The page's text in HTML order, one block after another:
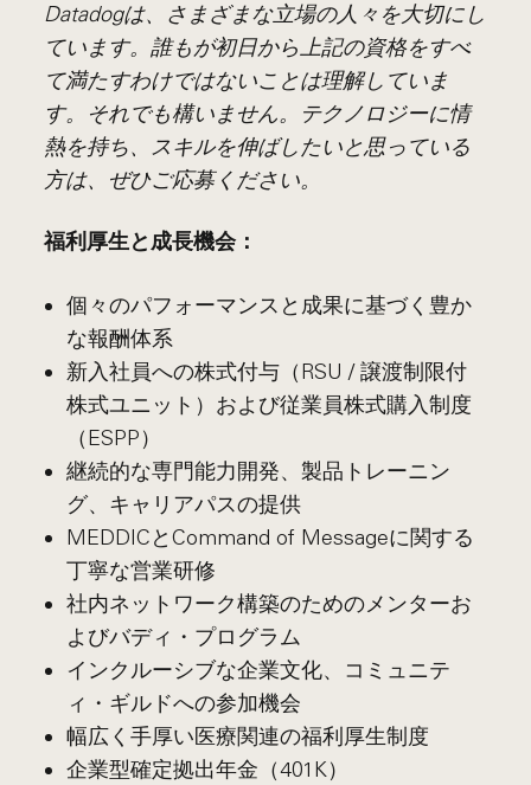
Datadogは、さまざまな立場の人々を大切にし
ています。誰もが初日から上記の資格をすべ
て満たすわけではないことは理解していま
す。それでも構いません。テクノロジーに情
熱を持ち、スキルを伸ばしたいと思っている
方は、ぜひご応募ください。
福利厚生と成長機会：
個々のパフォーマンスと成果に基づく豊か
な報酬体系
新入社員への株式付与（RSU / 譲渡制限付
株式ユニット）および従業員株式購入制度
（ESPP）
継続的な専門能力開発、製品トレーニン
グ、キャリアパスの提供
MEDDICとCommand of Messageに関する
丁寧な営業研修
社内ネットワーク構築のためのメンターお
よびバディ・プログラム
インクルーシブな企業文化、コミュニテ
ィ・ギルドへの参加機会
幅広く手厚い医療関連の福利厚生制度
企業型確定拠出年金（401K）